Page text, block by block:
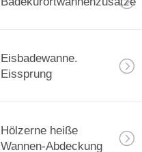
Eisbadewanne.
Eissprung
Hölzerne heiße
Wannen-Abdeckung